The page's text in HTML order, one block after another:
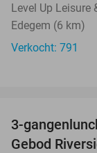
Level Up Leisure
Edegem (6 km)
Verkocht: 791
3-
Gebod